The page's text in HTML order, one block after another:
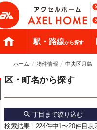
駅・路線から探す
ホーム 物件情報 中央区月島
区・町名から探す
丁目まで絞り込む
検索結果 : 224件中1〜20件目表